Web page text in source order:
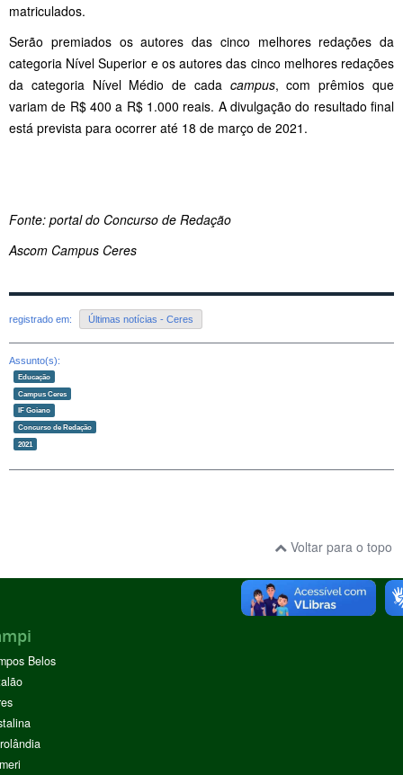
matriculados.
Serão premiados os autores das cinco melhores redações da
categoria Nível Superior e os autores das cinco melhores redações
da categoria Nível Médio de cada campus, com prêmios que
variam de R$ 400 a R$ 1.000 reais. A divulgação do resultado final
está prevista para ocorrer até 18 de março de 2021.
Fonte: portal do Concurso de Redação
Ascom Campus Ceres
registrado em: Últimas notícias - Ceres
Assunto(s):
Educação
Campus Ceres
IF Goiano
Concurso de Redação
2021
Voltar para o topo
Belos